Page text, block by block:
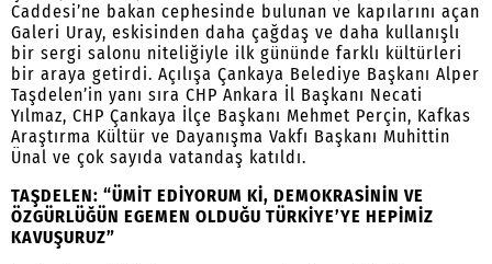
Caddesi’ne bakan cephesinde bulunan ve kapılarını açan
Galeri Uray, eskisinden daha çağdaş ve daha kullanışlı
bir sergi salonu niteliğiyle ilk gününde farklı kültürleri
bir araya getirdi. Açılışa Çankaya Belediye Başkanı Alper
Taşdelen’in yanı sıra CHP Ankara İl Başkanı Necati
Yılmaz, CHP Çankaya İlçe Başkanı Mehmet Perçin, Kafkas
Araştırma Kültür ve Dayanışma Vakfı Başkanı Muhittin
Ünal ve çok sayıda vatandaş katıldı.
TAŞDELEN: “ÜMİT EDİYORUM Kİ, DEMOKRASİNİN VE
ÖZGÜRLÜĞÜN EGEMEN OLDUĞU TÜRKİYE’YE HEPİMİZ
KAVUŞURUZ”